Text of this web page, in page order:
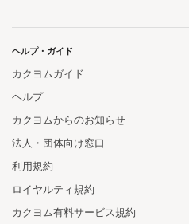
ヘルプ・ガイド
カクヨムガイド
ヘルプ
カクヨムからのお知らせ
法人・団体向け窓口
利用規約
ロイヤルティ規約
カクヨム有料サービス規約